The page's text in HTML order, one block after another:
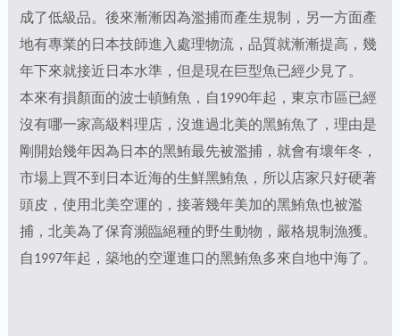
成了低級品。後來漸漸因為濫捕而產生規制，另一方面產
地有專業的日本技師進入處理物流，品質就漸漸提高，幾
年下來就接近日本水準，但是現在巨型魚已經少見了。
本來有損顏面的波士頓鮪魚，自1990年起，東京市區已經
沒有哪一家高級料理店，沒進過北美的黑鮪魚了，理由是
剛開始幾年因為日本的黑鮪最先被濫捕，就會有壞年冬，
市場上買不到日本近海的生鮮黑鮪魚，所以店家只好硬著
頭皮，使用北美空運的，接著幾年美加的黑鮪魚也被濫
捕，北美為了保育瀕臨絕種的野生動物，嚴格規制漁獲。
自1997年起，築地的空運進口的黑鮪魚多來自地中海了。